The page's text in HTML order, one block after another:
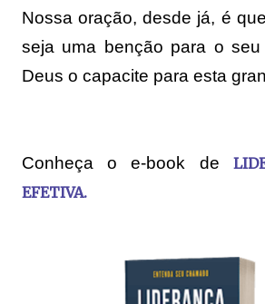
Nossa oração, desde já, é
seja uma benção para o seu
Deus o capacite para esta
Conheça o e-book de
EFETIVA.